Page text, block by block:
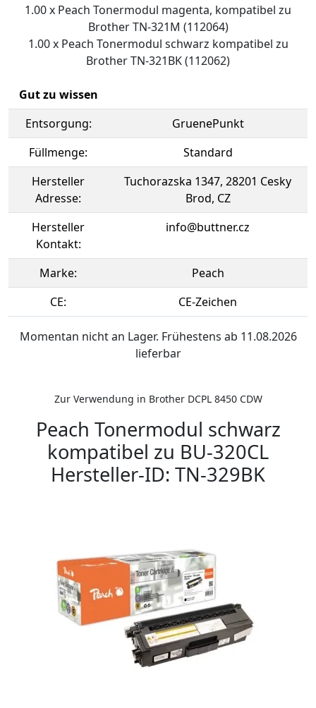
1.00 x Peach Tonermodul magenta, kompatibel zu
Brother TN-321M (112064)
1.00 x Peach Tonermodul schwarz kompatibel zu
Brother TN-321BK (112062)
Gut zu wissen
Entsorgung:
GruenePunkt
Füllmenge:
Standard
Hersteller
Adresse:
Tuchorazska 1347, 28201 Cesky
Brod, CZ
Hersteller
Kontakt:
info@buttner.cz
Marke:
Peach
CE:
CE-Zeichen
Momentan nicht an Lager. Frühestens ab 11.08.2026
lieferbar
Zur Verwendung in Brother DCPL 8450 CDW
Peach Tonermodul schwarz
kompatibel zu BU-320CL
Hersteller-ID: TN-329BK